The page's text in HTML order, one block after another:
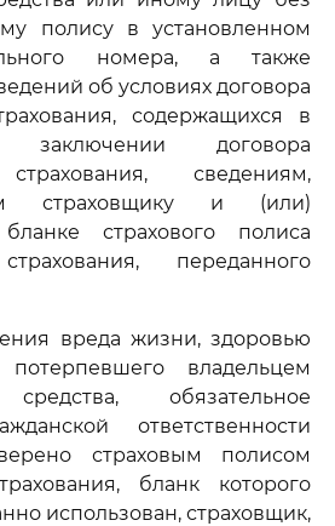
полису в установленном
номера, а также
об условиях договора
содержащихся в
договора
сведениям,
страховщику и (или)
страхового полиса
переданного
вреда жизни, здоровью
владельцем
средства, обязательное
ответственности
страховым полисом
бланк которого
использован, страховщик,